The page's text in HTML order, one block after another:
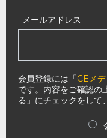
メールアドレス
会員登録には「CEメ
です。内容をご確認の
る」にチェックをして